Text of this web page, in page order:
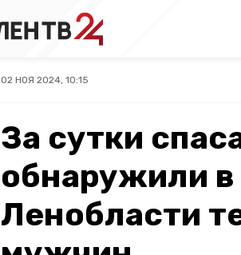
02 НОЯ 2024, 10:15
За сутки
обнаружили
Ленобласти